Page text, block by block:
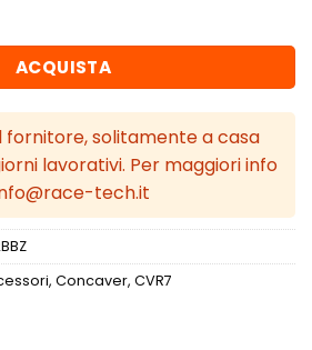
ET20-51 BLANK Brushed Bronze
ACQUISTA
fornitore, solitamente a casa
lavorativi. Per maggiori info
tech.it
, Concaver, CVR7